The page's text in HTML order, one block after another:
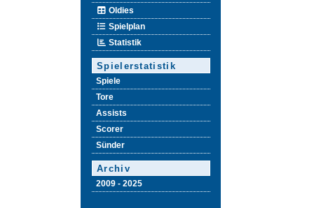
Oldies
Spielplan
Statistik
Spielerstatistik
Spiele
Tore
Assists
Scorer
Sünder
Archiv
2009 - 2025